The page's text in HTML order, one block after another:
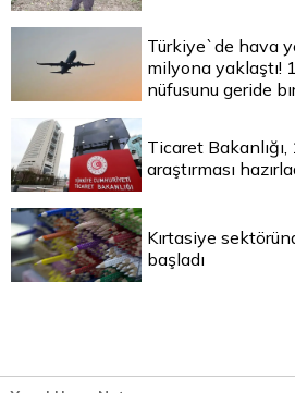
Türkiye`de hava
milyona yaklaştı!
nüfusunu geride
Ticaret
araştırması
Kırtasiye
başladı